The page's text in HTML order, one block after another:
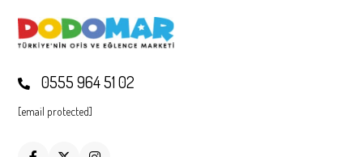
0555 964 51 02
[email protected]